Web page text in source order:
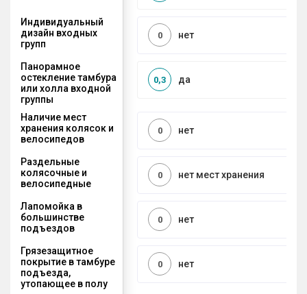
Индивидуальный
дизайн входных
групп
нет
0
Панорамное
остекление тамбура
или холла входной
группы
да
0,3
Наличие мест
хранения колясок и
велосипедов
нет
0
Раздельные
колясочные и
велосипедные
нет мест хранения
0
Лапомойка в
большинстве
подъездов
нет
0
Грязезащитное
покрытие в тамбуре
подъезда,
утопающее в полу
нет
0